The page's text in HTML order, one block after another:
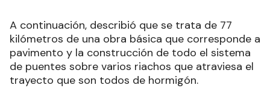
A continuación, describió que se trata de 77
kilómetros de una obra básica que corresponde a
pavimento y la construcción de todo el sistema
de puentes sobre varios riachos que atraviesa el
trayecto que son todos de hormigón.